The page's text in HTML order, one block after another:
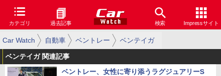
カテゴリ 過去記事 検索 Impressサイト
Car Watch 自動車 ベントレー ベンテイガ
ベンテイガ 関連記事
ベントレー、女性に寄り添うラグジュアリーS